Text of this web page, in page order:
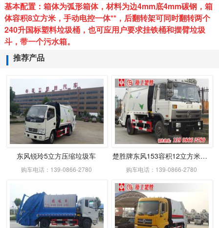
基本配置：箱体为弧形箱体，材料为边4mm底4mm碳钢，箱
体容积8立方米，手动电控一体**，后翻转架可同时翻转两个
240升国标塑料垃圾桶，也可应用户要求挂铁桶和摆臂垃圾
斗，带一个污水箱。
推荐产品
东风锐玲5立方压缩垃圾车
购车电话：139-0866-2780
楚胜牌东风153容积12立方米压缩式垃圾车
购车电话：139-0866-2780